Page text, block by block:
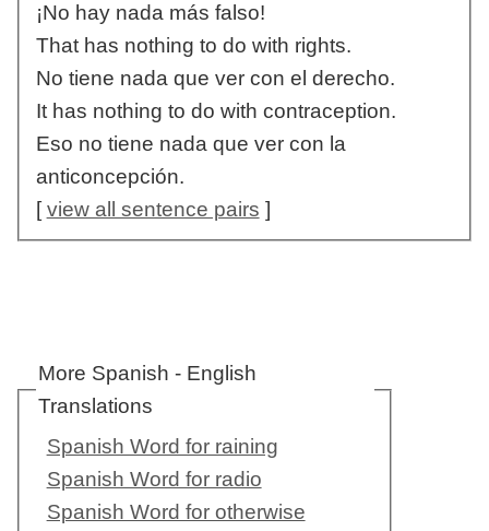
¡No hay nada más falso!
That has nothing to do with rights.
No tiene nada que ver con el derecho.
It has nothing to do with contraception.
Eso no tiene nada que ver con la
anticoncepción.
[view all sentence pairs ]
More Spanish - English
Translations
Spanish Word for raining
Spanish Word for radio
Spanish Word for otherwise